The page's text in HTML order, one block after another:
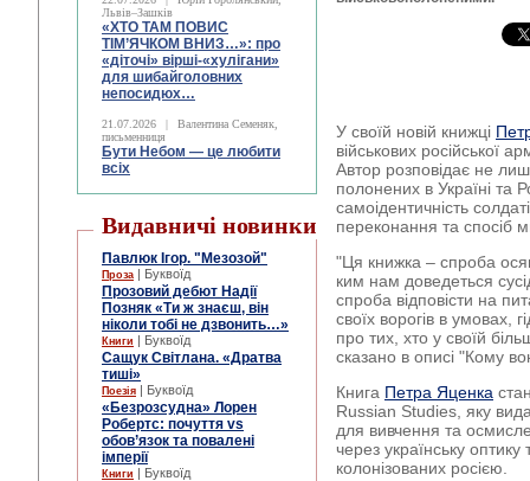
Львів–Зашків
«ХТО ТАМ ПОВИС
ТІМ’ЯЧКОМ ВНИЗ…»: про
«діточі» вірші-«хулігани»
для шибайголовних
непосидюх…
21.07.2026 |
Валентина Семеняк,
письменниця
Бути Небом ― це любити
всіх
Видавничі новинки
Павлюк Ігор. "Мезозой"
Проза | Буквоїд
Прозовий дебют Надії
Позняк «Ти ж знаєш, він
ніколи тобі не дзвонить…»
Книги | Буквоїд
Сащук Світлана. «Дратва
тиші»
Поезія | Буквоїд
«Безрозсудна» Лорен
Робертс: почуття vs
обов’язок та повалені
імперії
Книги | Буквоїд
У своїй новій книжці
військових російської
Автор розповідає не
полонених в Україні та
самоідентичність
переконання та спосіб
"Ця книжка – спроба
ким нам доведеться
спроба відповісти на
своїх ворогів в умовах,
про тих, хто у своїй
сказано в описі "Кому
Книга Петра Яценка
Russian Studies, яку
для вивчення та
через українську
колонізованих росією.